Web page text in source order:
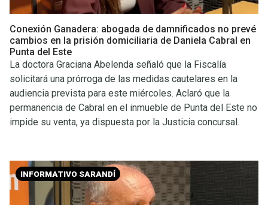
Conexión Ganadera: abogada de damnificados no prevé
cambios en la prisión domiciliaria de Daniela Cabral en
Punta del Este
La doctora Graciana Abelenda señaló que la Fiscalía
solicitará una prórroga de las medidas cautelares en la
audiencia prevista para este miércoles. Aclaró que la
permanencia de Cabral en el inmueble de Punta del Este no
impide su venta, ya dispuesta por la Justicia concursal.
INFORMATIVO SARANDÍ